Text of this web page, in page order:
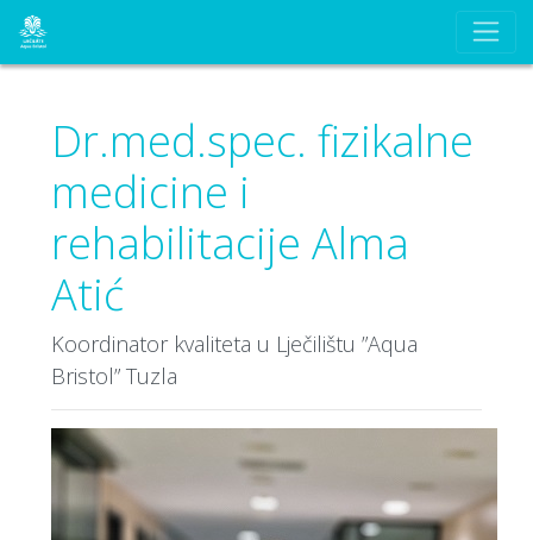
Dr.med.spec. fizikalne
medicine i
rehabilitacije Alma
Atić
Koordinator kvaliteta u Lječilištu ”Aqua
Bristol” Tuzla